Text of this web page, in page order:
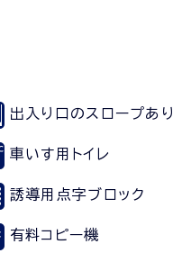
出入り口のスロープあり
車いす用トイレ
誘導用点字ブロック
有料コピー機